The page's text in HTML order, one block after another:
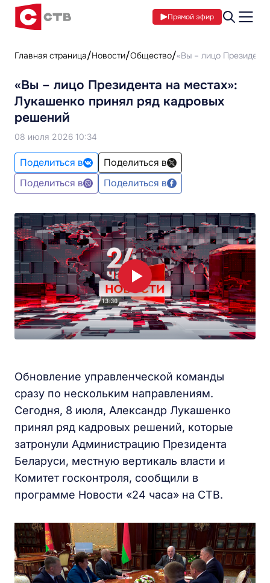
Прямой эфир
Главная страница Новости Общество «Вы – лицо
«Вы – лицо Президента на местах»:
Лукашенко принял ряд кадровых
решений
08 июля 2026 10:34
Поделиться в
Поделиться в
Поделиться в
Поделиться в
Обновление управленческой команды
сразу по нескольким направлениям.
Сегодня, 8 июля, Александр Лукашенко
принял ряд кадровых решений, которые
затронули Администрацию Президента
Беларуси, местную вертикаль власти и
Комитет госконтроля, сообщили в
программе Новости «24 часа» на СТВ.